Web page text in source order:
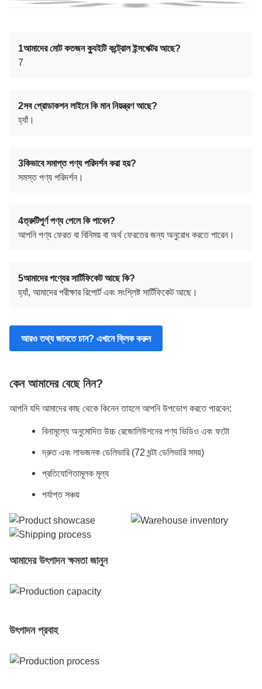
1আমাদের মোট কতজন ক্যুইটি কন্ট্রোল ইন্সপেক্টর আছে?
7
2সব প্রোডাকশন লাইনে কি মান নিয়ন্ত্রণ আছে?
হ্যাঁ।
3কিভাবে সমাপ্ত পণ্য পরিদর্শন করা হয়?
সমস্ত পণ্য পরিদর্শন।
4ত্রুটিপূর্ণ পণ্য পেলে কি পাবেন?
আপনি পণ্য ফেরত বা বিনিময় বা অর্থ ফেরতের জন্য অনুরোধ করতে পারেন।
5আমাদের পণ্যের সার্টিফিকেট আছে কি?
হ্যাঁ, আমাদের পরীক্ষার রিপোর্ট এবং সংশ্লিষ্ট সার্টিফিকেট আছে।
আরও তথ্য জানতে চান? এখানে ক্লিক করুন
কেন আমাদের বেছে নিন?
আপনি যদি আমাদের কাছ থেকে কিনেন তাহলে আপনি উপভোগ করতে পারবেন:
বিনামূল্যে অনুমোদিত উচ্চ রেজোলিউশনের পণ্য ভিডিও এবং ফটো
দ্রুত এবং লাভজনক ডেলিভারি (72 ঘন্টা ডেলিভারি সময়)
প্রতিযোগিতামূলক মূল্য
পর্যাপ্ত সঞ্চয়
আমাদের উৎপাদন ক্ষমতা জানুন
উৎপাদন প্রবাহ